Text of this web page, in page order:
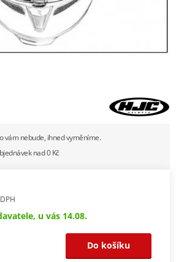
vám nebude, ihned vyměníme.
nad 0 Kč
u vás 14.08.
Do košíku